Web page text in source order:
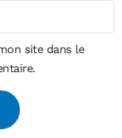
site dans le